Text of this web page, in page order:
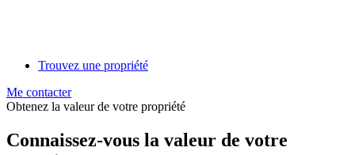
Trouvez une propriété
Me contacter
Obtenez la valeur de votre propriété
Connaissez-vous la valeur de votre